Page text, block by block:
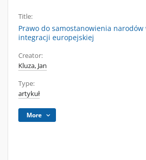
Title:
Prawo do samostanowienia
integracji europejskiej
Creator:
Kluza, Jan
Type:
artykuł
More